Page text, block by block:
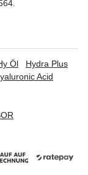
Öl
Hydra Plus
Acid